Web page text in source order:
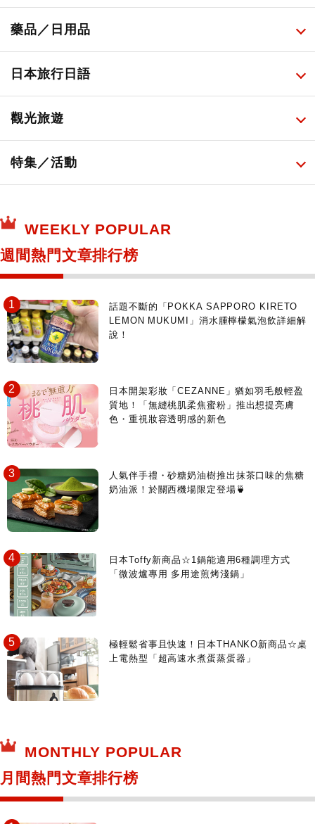
必吃的日式早餐
日本酒達人
藥妝店化妝品
健康/美容儀器
廚房家電
所有
伴手禮排行榜
免稅商店
藥品／日用品
所有
百圓商店
日常用藥
日本旅行日語
所有
觀光旅遊
所有
特集／活動
東京百貨店～TOKYO Depart～
WEEKLY POPULAR
週間熱門文章排行榜
話題不斷的「POKKA SAPPORO KIRETO
LEMON MUKUMI」消水腫檸檬氣泡飲詳細解
說！
日本開架彩妝「CEZANNE」猶如羽毛般輕盈
質地！「無縫桃肌柔焦蜜粉」推出想提亮膚
色・重視妝容透明感的新色
人氣伴手禮・砂糖奶油樹推出抹茶口味的焦糖
奶油派！於關西機場限定登場🍵
日本Toffy新商品☆1鍋能適用6種調理方式
「微波爐專用 多用途煎烤淺鍋」
極輕鬆省事且快速！日本THANKO新商品☆桌
上電熱型「超高速水煮蛋蒸蛋器」
MONTHLY POPULAR
月間熱門文章排行榜